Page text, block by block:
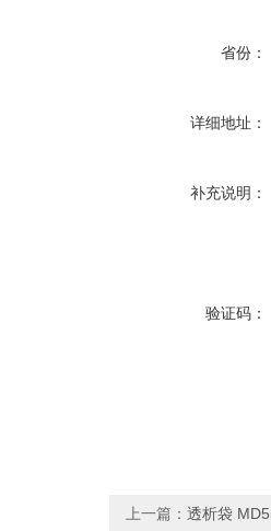
省份：
详细地址：
补充说明：
验证码：
上一篇： 透析袋